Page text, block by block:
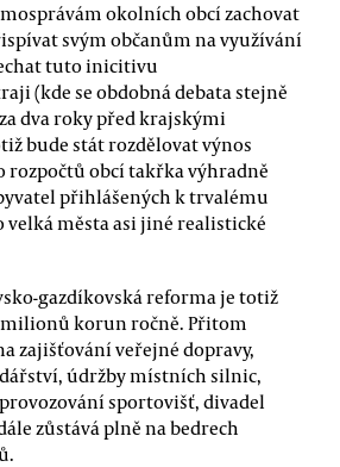
okolních obcí zachovat
svým občanům na využívání
tuto inicitivu
(kde se obdobná debata stejně
dva roky před krajskými
bude stát rozdělovat výnos
rozpočtů obcí takřka výhradně
přihlášených k trvalému
velká města asi jiné realistické
gazdíkovská reforma je totiž
korun ročně. Přitom
zajišťování veřejné dopravy,
údržby místních silnic,
sportovišť, divadel
zůstává plně na bedrech